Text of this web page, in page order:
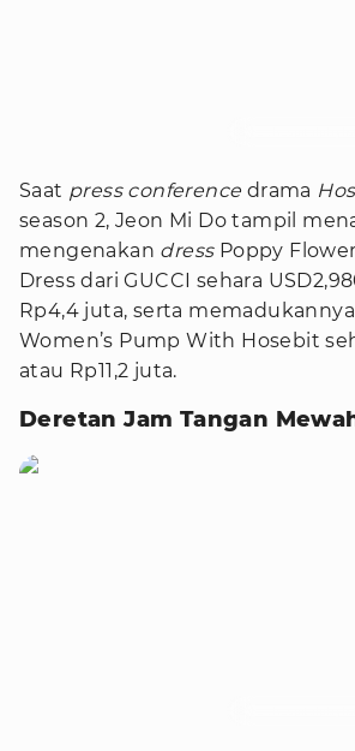
Saat press conference drama
season 2, Jeon Mi Do tampil
mengenakan dressPoppy
Dress dari GUCCI sehara
Rp4,4 juta, serta
Women’s Pump With Hosebit
atau Rp11,2 juta.
Deretan Jam Tangan